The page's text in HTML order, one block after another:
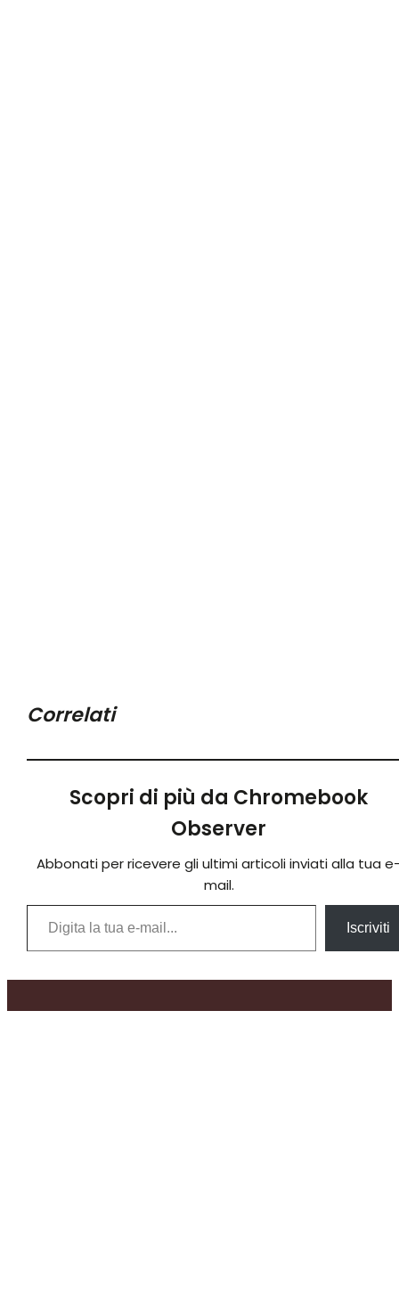
Correlati
Scopri di più da Chromebook
Observer
Abbonati per ricevere gli ultimi articoli inviati alla tua
mail.
Digita la tua e-mail...
Iscriviti